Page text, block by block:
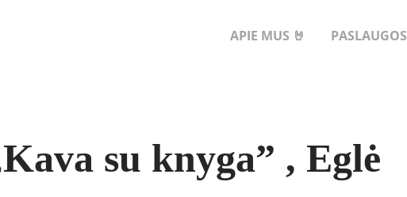
APIE MUS 🤘 PASLAUGOS
su knyga” , Eglė